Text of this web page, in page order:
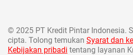
© 2025 PT Kredit Pintar Indonesia.
cipta. Tolong temukan Syarat dan
Kebijakan pribadi tentang layanan